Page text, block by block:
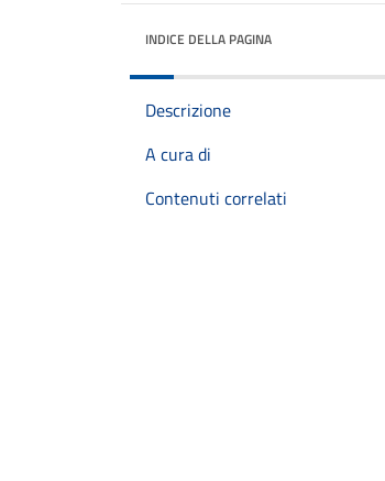
INDICE DELLA PAGINA
Descrizione
A cura di
Contenuti correlati